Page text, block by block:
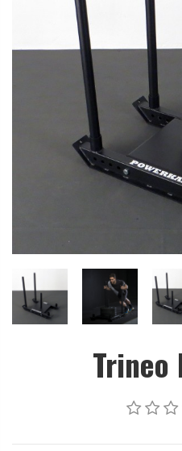
Trineo